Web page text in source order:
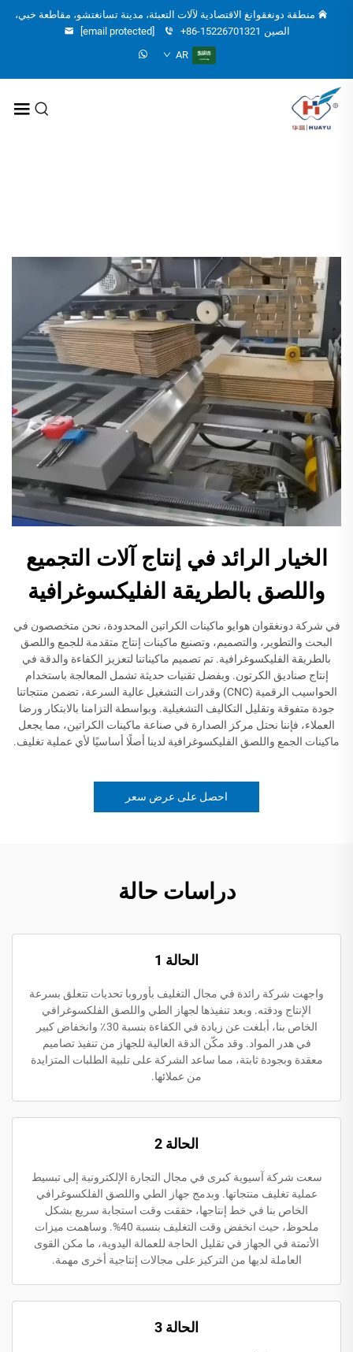
منطقة دونغقوانغ الاقتصادية لآلات التعبئة، مدينة تسانغتشو، مقاطعة خبي،
الصين +86-15226701321
[email protected]
AR
الخيار الرائد في إنتاج آلات التجميع
واللصق بالطريقة الفليكسوغرافية
في شركة دونغقوان هوايو ماكينات الكراتين المحدودة، نحن متخصصون في
البحث والتطوير، والتصميم، وتصنيع ماكينات إنتاج متقدمة للجمع واللصق
بالطريقة الفليكسوغرافية. تم تصميم ماكيناتنا لتعزيز الكفاءة والدقة في
إنتاج صناديق الكرتون. وبفضل تقنيات حديثة تشمل المعالجة باستخدام
الحواسيب الرقمية (CNC) وقدرات التشغيل عالية السرعة، تضمن منتجاتنا
جودة متفوقة وتقليل التكاليف التشغيلية. وبواسطة التزامنا بالابتكار ورضا
العملاء، فإننا نحتل مركز الصدارة في صناعة ماكينات الكراتين، مما يجعل
ماكينات الجمع واللصق الفليكسوغرافية لدينا أصلًا أساسيًا لأي عملية تغليف.
احصل على عرض سعر
دراسات حالة
الحالة 1
واجهت شركة رائدة في مجال التغليف بأوروبا تحديات تتعلق بسرعة
الإنتاج ودقته. وبعد تنفيذها لجهاز الطي واللصق الفلكسوغرافي
الخاص بنا، أبلغت عن زيادة في الكفاءة بنسبة 30٪ وانخفاض كبير
في هدر المواد. وقد مكّن الدقة العالية للجهاز من تنفيذ تصاميم
معقدة وبجودة ثابتة، مما ساعد الشركة على تلبية الطلبات المتزايدة
من عملائها.
الحالة 2
سعت شركة آسيوية كبرى في مجال التجارة الإلكترونية إلى تبسيط
عملية تغليف منتجاتها. وبدمج جهاز الطي واللصق الفلكسوغرافي
الخاص بنا في خط إنتاجها، حققت وقت استجابة سريع بشكل
ملحوظ، حيث انخفض وقت التغليف بنسبة 40%. وساهمت ميزات
الأتمتة في الجهاز في تقليل الحاجة للعمالة اليدوية، ما مكن القوى
العاملة لديها من التركيز على مجالات إنتاجية أخرى مهمة.
الحالة 3